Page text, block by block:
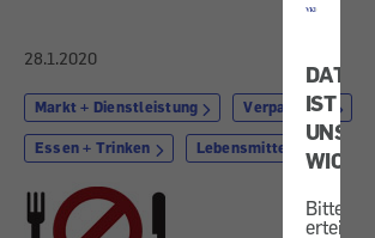
IST
UNS
Bitte
erteilen
28.1.2020
Markt + Dienstleistung Verpackung
Essen + Trinken Lebensmittel